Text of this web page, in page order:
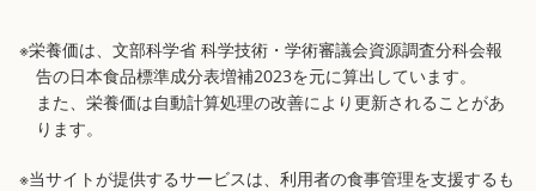
※栄養価は、文部科学省 科学技術・学術審議会資源調査分科会報
告の日本食品標準成分表増補2023を元に算出しています。
また、栄養価は自動計算処理の改善により更新されることがあ
ります。
※当サイトが提供するサービスは、利用者の食事管理を支援するも